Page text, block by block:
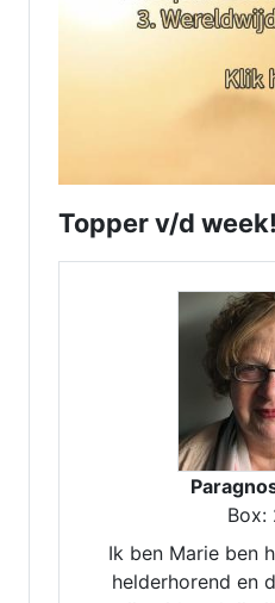
Topper v/d week!
Box:
Ik ben Marie ben
helderhorend en